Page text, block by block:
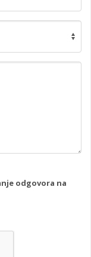
odgovora na